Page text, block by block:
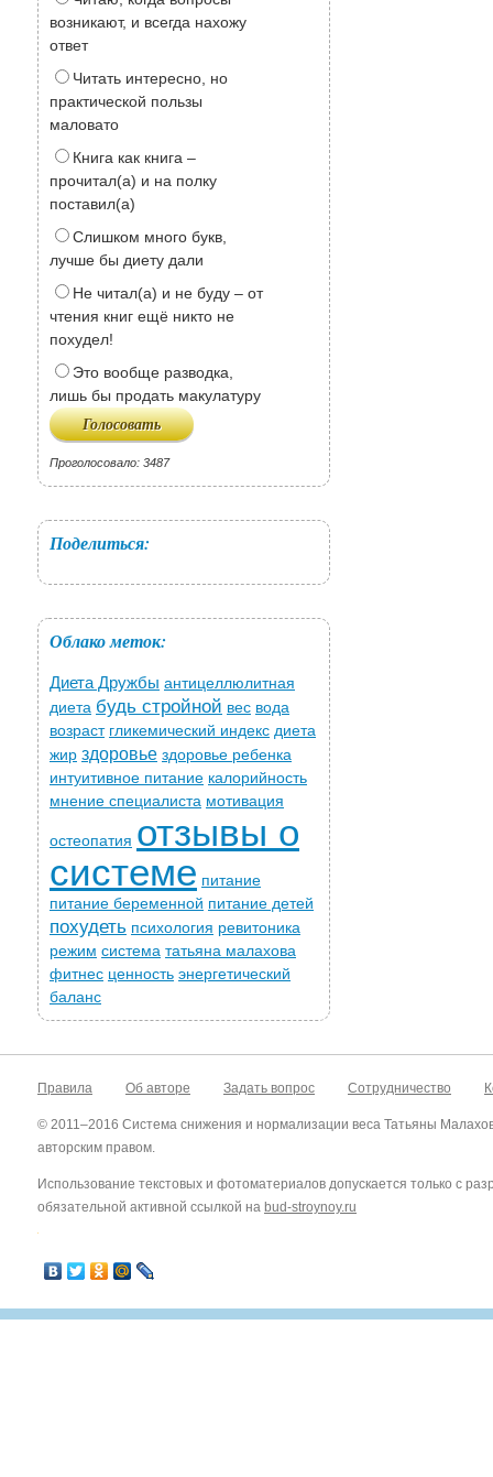
возникают, и всегда нахожу
ответ
Читать интересно, но
практической пользы
маловато
Книга как книга –
прочитал(а) и на полку
поставил(а)
Слишком много букв,
лучше бы диету дали
Не читал(а) и не буду – от
чтения книг ещё никто не
похудел!
Это вообще разводка,
лишь бы продать макулатуру
Проголосовало: 3487
Поделиться:
Облако меток:
Диета Дружбы антицеллюлитная
диета будь стройной вес вода
возраст гликемический индекс диета
жир здоровье здоровье ребенка
интуитивное питание калорийность
мнение специалиста мотивация
остеопатия отзывы о
системе питание
питание беременной питание детей
похудеть психология ревитоника
режим система татьяна малахова
фитнес ценность энергетический
баланс
Правила Об авторе Задать вопрос Сотрудничество
© 2011–2016 Система снижения и нормализации веса Татьяны
авторским правом.
Использование текстовых и фотоматериалов допускается только с
обязательной активной ссылкой на bud-stroynoy.ru